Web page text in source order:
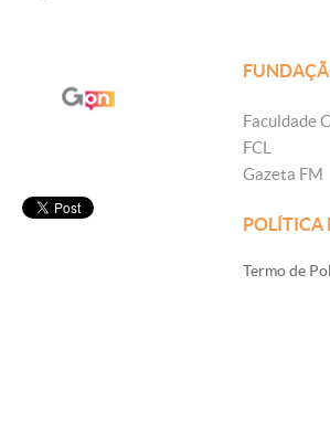
Faculdade
FCL
Gazeta FM
POLÍTICA
Termo de